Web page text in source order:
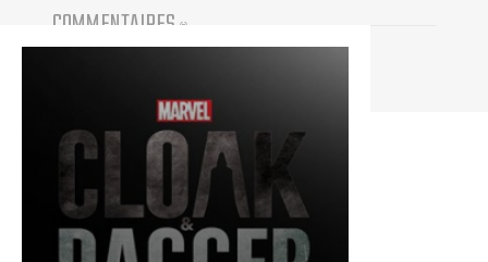
COMMENTAIRES (0)